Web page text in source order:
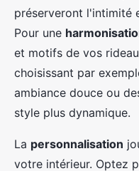
préserveront l'intimité
Pour une
et motifs de vos
choisissant par
ambiance douce ou
style plus dynamique.
La personnalisation
votre intérieur. Optez